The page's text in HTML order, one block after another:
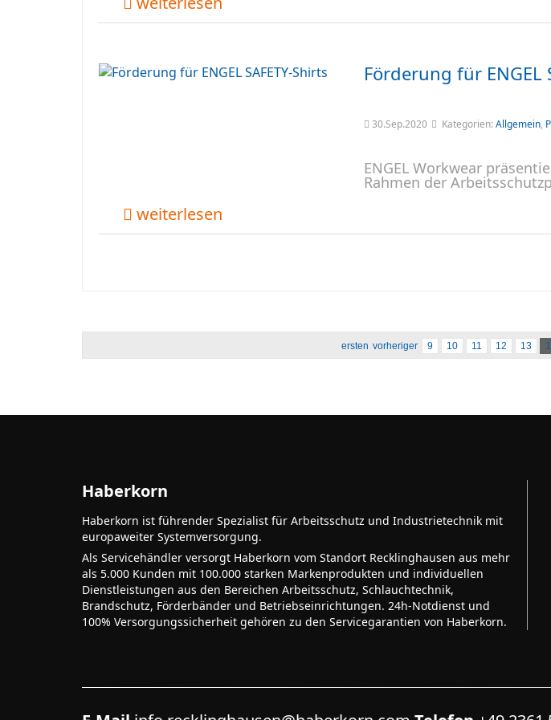
Förderung für ENGEL
30.Sep.2020 Kategorien:Allgemein,
ENGEL Workwear
Rahmen der
weiterlesen
ersten vorheriger 9 10 11 12 13
Haberkorn
Haberkorn ist führender Spezialist für Arbeitsschutz und Industrietechnik mit
europaweiter Systemversorgung.
Als Servicehändler versorgt Haberkorn vom Standort Recklinghausen aus mehr
als 5.000 Kunden mit 100.000 starken Markenprodukten und individuellen
Dienstleistungen aus den Bereichen Arbeitsschutz, Schlauchtechnik,
Brandschutz, Förderbänder und Betriebseinrichtungen. 24h-Notdienst und
100% Versorgungssicherheit gehören zu den Servicegarantien von Haberkorn.